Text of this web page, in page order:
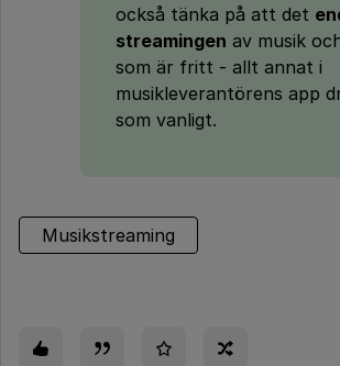
också tänka på att det
streamingen av musik
som är fritt - allt annat i
musikleverantörens app
som vanligt.
Musikstreaming